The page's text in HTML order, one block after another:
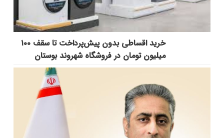
خرید اقساطی بدون پیش‌پرداخت تا سقف ۱۰۰
میلیون تومان در فروشگاه شهروند بوستان